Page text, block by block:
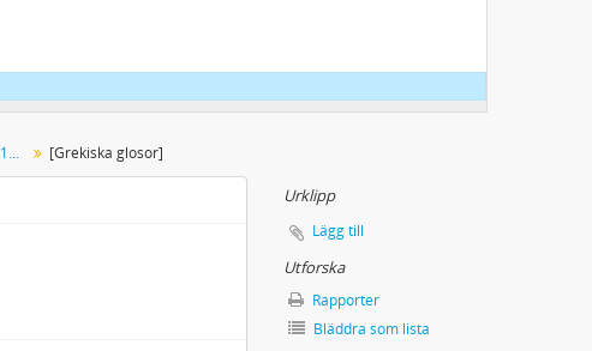
Häften med glosor och anteckningar, 18 st. [Grekiska glosor]
Urklipp
Lägg till
Utforska
Rapporter
Bläddra som lista